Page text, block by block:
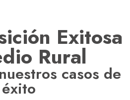
Exitosa
Rural
casos de
éxito